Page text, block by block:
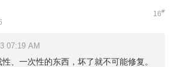
16#
07:19 AM
、一次性的东西，坏了就不可能修复。